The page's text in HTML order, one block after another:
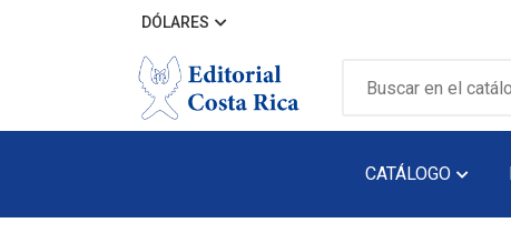
DÓLARES
CATÁLOGO